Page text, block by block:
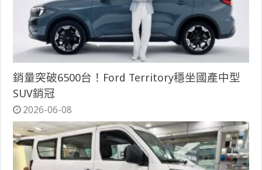
銷量突破6500台！Ford Territory穩坐國產中型
SUV銷冠
2026-06-08